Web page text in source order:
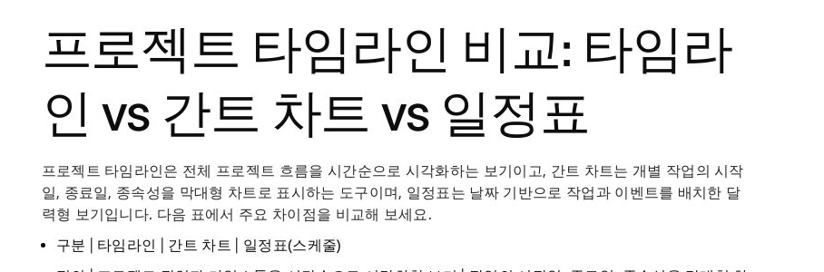
프로젝트 타임라인 비교: 타임라
인 vs 간트 차트 vs 일정표
프로젝트 타임라인은 전체 프로젝트 흐름을 시간순으로 시각화하는 보기이고, 간트 차트는 개별 작업의 시작
일, 종료일, 종속성을 막대형 차트로 표시하는 도구이며, 일정표는 날짜 기반으로 작업과 이벤트를 배치한 달
력형 보기입니다. 다음 표에서 주요 차이점을 비교해 보세요.
구분 | 타임라인 | 간트 차트 | 일정표(스케줄)